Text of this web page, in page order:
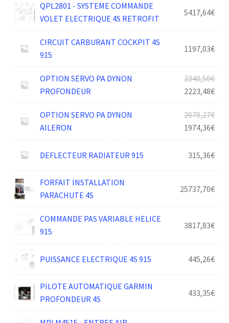
QPL2801 - SYSTEME COMMANDE
VOLET ELECTRIQUE 4S RETROFIT
5417,64€
CIRCUIT CARBURANT COCKPIT 4S
915
1197,03€
OPTION SERVO PA DYNON
PROFONDEUR
2340,50€Le
prix
2223,48€Le
prix
est :
OPTION SERVO PA DYNON
AILERON
2078,27€Le
prix
1974,36€Le
prix
DEFLECTEUR RADIATEUR 915 315,36€
FORFAIT INSTALLATION
PARACHUTE 4S
25737,70€
COMMANDE PAS VARIABLE HELICE
915
3817,83€
PUISSANCE ELECTRIQUE 4S 915 445,26€
PILOTE AUTOMATIQUE GARMIN
PROFONDEUR 4S
433,35€